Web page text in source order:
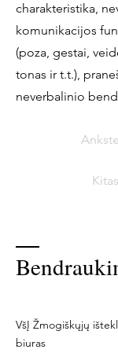
charakteristika,
komunikacijos
(poza, gestai,
tonas ir t.t.),
neverbalinio
Kitas
VšĮ Žmogiškųjų
biuras